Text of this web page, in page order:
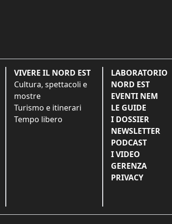
VIVERE IL NORD EST
Cultura, spettacoli e
mostre
Turismo e itinerari
Tempo libero
LABORATORIO
NORD EST
EVENTI NEM
LE GUIDE
I DOSSIER
NEWSLETTER
PODCAST
I VIDEO
GERENZA
PRIVACY